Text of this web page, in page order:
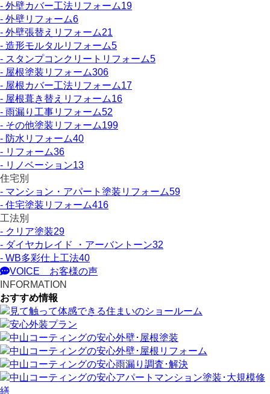
- 外壁カバー工法リフォーム19
- 外壁リフォーム6
- 外壁張替えリフォーム21
- 造形モルタルリフォーム5
- スタンプコンクリートリフォーム5
- 屋根塗装リフォーム306
- 屋根カバー工法リフォーム17
- 屋根葺き替えリフォーム16
- 雨漏り工事リフォーム52
- その他塗装リフォーム199
- 防水リフォーム40
- リフォーム36
- リノベーション13
住宅別
- マンション・アパート塗装リフォーム59
- 住宅塗装リフォーム416
工法別
- クリア塗装29
- ダイヤカレイド ・アーバントーン32
- WB多彩仕上工法40
VOICE
お客様の声
INFORMATION
おすすめ情報